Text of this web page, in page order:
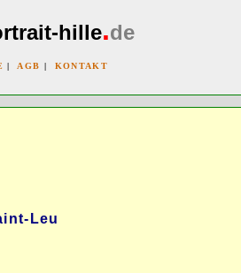
hille.de
| AGB | KONTAKT
Leu